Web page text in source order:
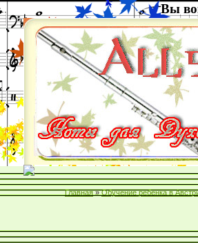
Вы
Главная » Обучение ребенка в